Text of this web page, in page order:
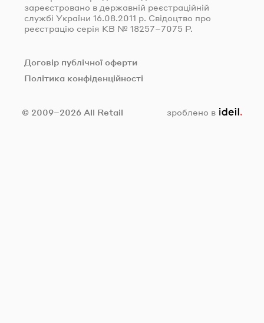
зареєстровано в державній реєстраційній
службі України 16.08.2011 р. Свідоцтво про
реєстрацію серія КВ № 18257–7075 Р.
Договір публічної оферти
Політика конфіденційності
© 2009–2026 All Retail зроблено в ideil.